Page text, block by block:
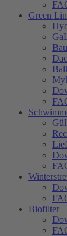
Green
Biofilter